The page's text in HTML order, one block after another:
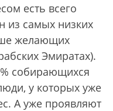
есть всего
из самых низких
желающих
Эмиратах).
собирающихся
у которых уже
А уже проявляют